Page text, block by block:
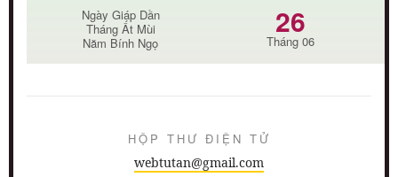
Ngày Giáp Dần
Tháng Ất Mùi
Năm Bính Ngọ
26
Tháng 06
HỘP THƯ ĐIỆN TỬ
webtutan@gmail.com